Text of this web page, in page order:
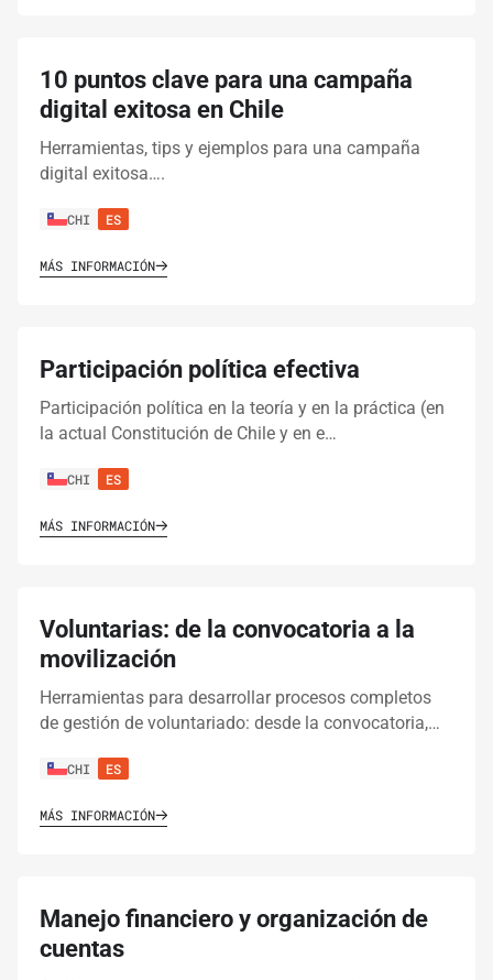
10 puntos clave para una campaña
digital exitosa en Chile
Herramientas, tips y ejemplos para una campaña
digital exitosa….
CHI ES
MÁS INFORMACIÓN
Participación política efectiva
Participación política en la teoría y en la práctica (en
la actual Constitución de Chile y en e…
CHI ES
MÁS INFORMACIÓN
Voluntarias: de la convocatoria a la
movilización
Herramientas para desarrollar procesos completos
de gestión de voluntariado: desde la convocatoria,…
CHI ES
MÁS INFORMACIÓN
Manejo financiero y organización de
cuentas